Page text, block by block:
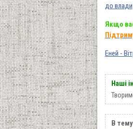
до влади
Якщо
Еней -
Наші
В тему